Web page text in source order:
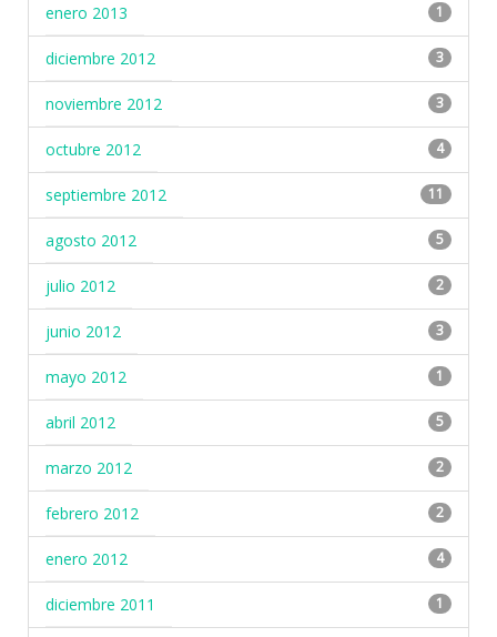
enero 2013 1
diciembre 2012 3
noviembre 2012 3
octubre 2012 4
septiembre 2012 11
agosto 2012 5
julio 2012 2
junio 2012 3
mayo 2012 1
abril 2012 5
marzo 2012 2
febrero 2012 2
enero 2012 4
diciembre 2011 1